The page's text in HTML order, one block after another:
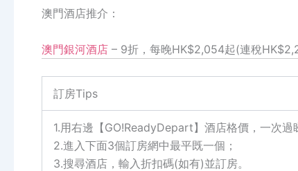
澳門酒店推介：
澳門銀河酒店 – 9折，每晚HK$2,054起(連稅
訂房Tips
1.用右邊【GO!ReadyDepart】酒店格價，一次過
2.進入下面3個訂房網中最平既一個；
3.搜尋酒店，輸入折扣碼(如有)並訂房。